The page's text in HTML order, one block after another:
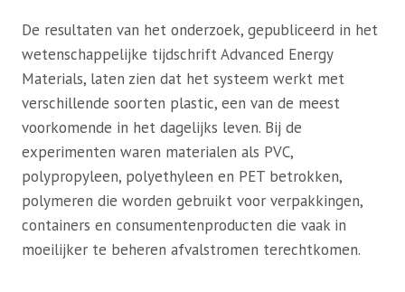
De resultaten van het onderzoek, gepubliceerd in het
wetenschappelijke tijdschrift Advanced Energy
Materials, laten zien dat het systeem werkt met
verschillende soorten plastic, een van de meest
voorkomende in het dagelijks leven. Bij de
experimenten waren materialen als PVC,
polypropyleen, polyethyleen en PET betrokken,
polymeren die worden gebruikt voor verpakkingen,
containers en consumentenproducten die vaak in
moeilijker te beheren afvalstromen terechtkomen.